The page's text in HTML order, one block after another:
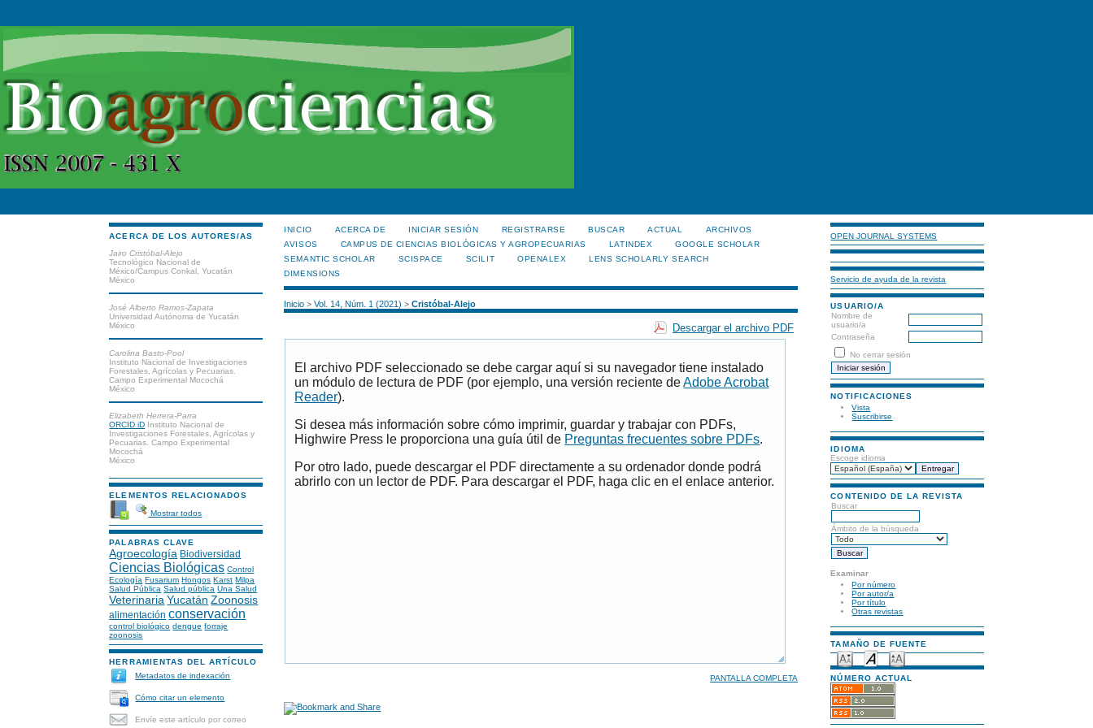
ACERCA DE LOS AUTORES/AS
Jairo Cristóbal-Alejo
Tecnológico Nacional de
México/Campus Conkal, Yucatán
México
José Alberto Ramos-Zapata
Universidad Autónoma de Yucatán
México
Carolina Basto-Pool
Instituto Nacional de Investigaciones
Forestales, Agrícolas y Pecuarias.
Campo Experimental Mocochá
México
Elizabeth Herrera-Parra
ORCID iD Instituto Nacional de
Investigaciones Forestales, Agrícolas y
Pecuarias. Campo Experimental
Mocochá
México
ELEMENTOS RELACIONADOS
Mostrar todos
PALABRAS CLAVE
Agroecología Biodiversidad
Ciencias Biológicas Control
Ecología Fusarium Hongos Karst Milpa
Salud Pública Salud pública Una Salud
Veterinaria Yucatán Zoonosis
alimentación conservación
control biológico dengue forraje
zoonosis
HERRAMIENTAS DEL ARTÍCULO
Metadatos de indexación
Cómo citar un elemento
Envíe este artículo por correo
OPEN JOURNAL SYSTEMS
Servicio de ayuda de la revista
USUARIO/A
Nombre de
usuario/a
Contraseña
No cerrar sesión
NOTIFICACIONES
Vista
Suscribirse
IDIOMA
Escoge idioma
CONTENIDO DE LA REVISTA
Buscar
Ámbito de la búsqueda
Examinar
Por número
Por autor/a
Por título
Otras revistas
TAMAÑO DE FUENTE
NÚMERO ACTUAL
INICIO ACERCA DE INICIAR SESIÓN REGISTRARSE BUSCAR ACTUAL
ARCHIVOS
AVISOS
CAMPUS DE CIENCIAS BIOLÓGICAS Y AGROPECUARIAS LATINDEX
GOOGLE SCHOLAR
SEMANTIC SCHOLAR
SCISPACE SCILIT OPENALEX
LENS SCHOLARLY SEARCH
DIMENSIONS
Inicio >Vol. 14, Núm. 1 (2021) >Cristóbal-Alejo
Descargar el archivo PDF
El archivo PDF seleccionado se debe cargar aquí si su navegador tiene instalado
un módulo de lectura de PDF (por ejemplo, una versión reciente deAdobe Acrobat
Reader).
Si desea más información sobre cómo imprimir, guardar y trabajar con PDFs,
Highwire Press le proporciona una guía útil de Preguntas frecuentes sobre PDFs.
Por otro lado, puede descargar el PDF directamente a su ordenador donde podrá
abrirlo con un lector de PDF. Para descargar el PDF, haga clic en el enlace anterior.
PANTALLA COMPLETA